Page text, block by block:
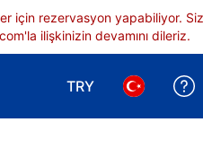
için rezervasyon yapabiliyor.
ilişkinizin devamını dileriz.
TRY
Para birimi seçimi
Dil seçimi